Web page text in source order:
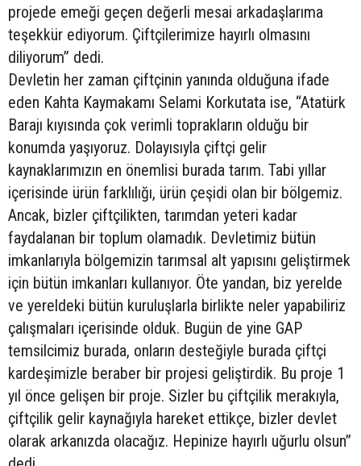
projede emeği geçen değerli mesai arkadaşlarıma
teşekkür ediyorum. Çiftçilerimize hayırlı olmasını
diliyorum” dedi.
Devletin her zaman çiftçinin yanında olduğuna ifade
eden Kahta Kaymakamı Selami Korkutata ise, “Atatürk
Barajı kıyısında çok verimli toprakların olduğu bir
konumda yaşıyoruz. Dolayısıyla çiftçi gelir
kaynaklarımızın en önemlisi burada tarım. Tabi yıllar
içerisinde ürün farklılığı, ürün çeşidi olan bir bölgemiz.
Ancak, bizler çiftçilikten, tarımdan yeteri kadar
faydalanan bir toplum olamadık. Devletimiz bütün
imkanlarıyla bölgemizin tarımsal alt yapısını geliştirmek
için bütün imkanları kullanıyor. Öte yandan, biz yerelde
ve yereldeki bütün kuruluşlarla birlikte neler yapabiliriz
çalışmaları içerisinde olduk. Bugün de yine GAP
temsilcimiz burada, onların desteğiyle burada çiftçi
kardeşimizle beraber bir projesi geliştirdik. Bu proje 1
yıl önce gelişen bir proje. Sizler bu çiftçilik merakıyla,
çiftçilik gelir kaynağıyla hareket ettikçe, bizler devlet
olarak arkanızda olacağız. Hepinize hayırlı uğurlu olsun”